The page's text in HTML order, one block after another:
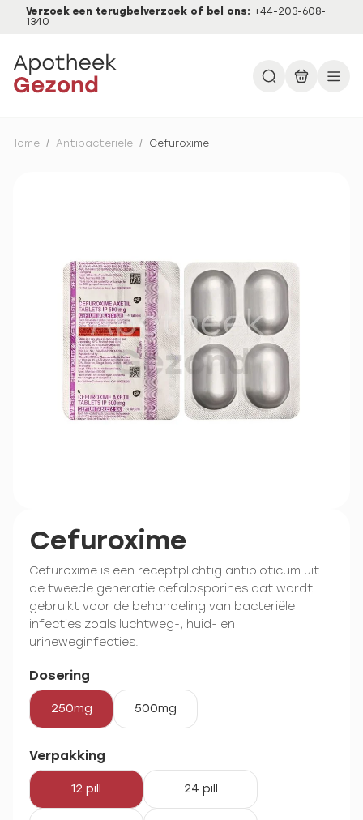
Verzoek een terugbelverzoek of bel ons: +44-203-608-
1340
Home / Antibacteriële / Cefuroxime
Cefuroxime
Cefuroxime is een receptplichtig antibioticum uit
de tweede generatie cefalosporines dat wordt
gebruikt voor de behandeling van bacteriële
infecties zoals luchtweg-, huid- en
urineweginfecties.
Dosering
250mg 500mg
Verpakking
12 pill 24 pill